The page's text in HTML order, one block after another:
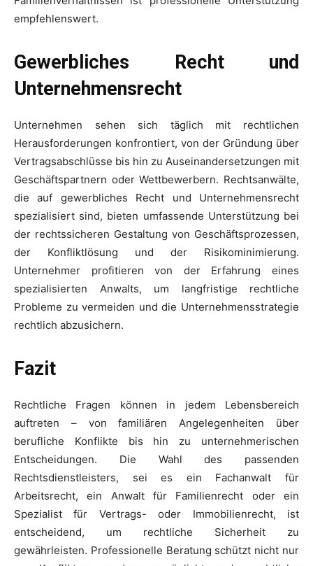
empfehlenswert.
Gewerbliches Recht und
Unternehmensrecht
Unternehmen sehen sich täglich mit rechtlichen
Herausforderungen konfrontiert, von der Gründung über
Vertragsabschlüsse bis hin zu Auseinandersetzungen mit
Geschäftspartnern oder Wettbewerbern. Rechtsanwälte,
die auf gewerbliches Recht und Unternehmensrecht
spezialisiert sind, bieten umfassende Unterstützung bei
der rechtssicheren Gestaltung von Geschäftsprozessen,
der Konfliktlösung und der Risikominimierung.
Unternehmer profitieren von der Erfahrung eines
spezialisierten Anwalts, um langfristige rechtliche
Probleme zu vermeiden und die Unternehmensstrategie
rechtlich abzusichern.
Fazit
Rechtliche Fragen können in jedem Lebensbereich
auftreten – von familiären Angelegenheiten über
berufliche Konflikte bis hin zu unternehmerischen
Entscheidungen. Die Wahl des passenden
Rechtsdienstleisters, sei es ein Fachanwalt für
Arbeitsrecht, ein Anwalt für Familienrecht oder ein
Spezialist für Vertrags- oder Immobilienrecht, ist
entscheidend, um rechtliche Sicherheit zu
gewährleisten. Professionelle Beratung schützt nicht nur